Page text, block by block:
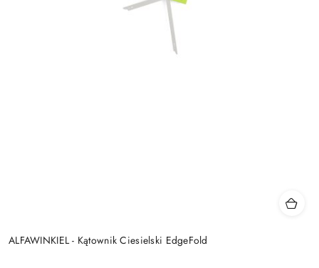
ALFAWINKIEL - Kątownik Ciesielski EdgeFold